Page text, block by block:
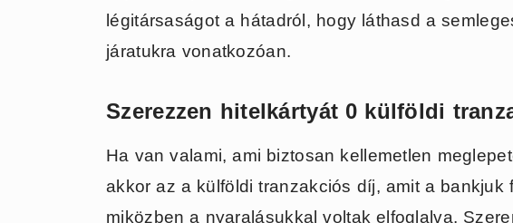
légitársaságot a hátadról, hogy láthasd a
járatukra vonatkozóan.
Szerezzen hitelkártyát 0 külföldi
Ha van valami, ami biztosan kellemetlen
akkor az a külföldi tranzakciós díj, amit a bankjuk
miközben a nyaralásukkal voltak elfoglalva.